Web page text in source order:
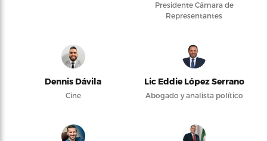
Presidente Cámara de
Representantes
Dennis Dávila
Cine
Lic Eddie López Serrano
Abogado y analista político